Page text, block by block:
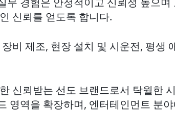
신뢰를 얻도록 합니다.
비 제조, 현장 설치 및 시운전, 평생
신뢰받는 선도 브랜드로서 탁월한
영역을 확장하며, 엔터테인먼트 분